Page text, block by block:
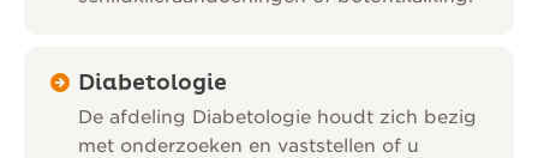
Diabetologie
De afdeling Diabetologie houdt zich bezig
met onderzoeken en vaststellen of u